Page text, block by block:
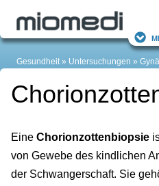
Gesundheit Untersuchungen
Eine Chorionzottenbiopsie
von Gewebe des kindlichen
der Schwangerschaft. Sie